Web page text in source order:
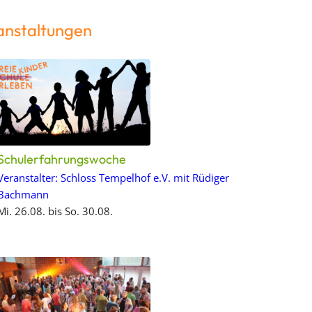
Schloss Tempelhof e.V. mit Rüdiger
26.08. bis So. 30.08.